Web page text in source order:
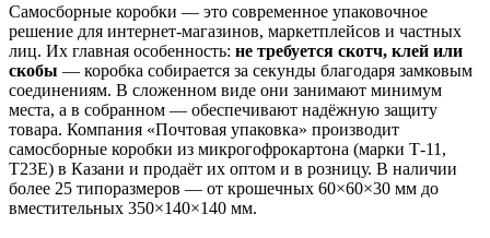
Самосборные коробки — это современное упаковочное
решение для интернет-магазинов, маркетплейсов и частных
лиц. Их главная особенность: не требуется скотч, клей или
скобы — коробка собирается за секунды благодаря замковым
соединениям. В сложенном виде они занимают минимум
места, а в собранном — обеспечивают надёжную защиту
товара. Компания «Почтовая упаковка» производит
самосборные коробки из микрогофрокартона (марки Т-11,
Т23Е) в Казани и продаёт их оптом и в розницу. В наличии
более 25 типоразмеров — от крошечных 60×60×30 мм до
вместительных 350×140×140 мм.